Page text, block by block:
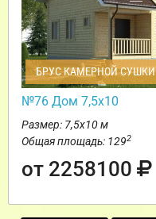
БРУС КАМЕРНОЙ СУШКИ
№76 Дом 7,5х10
Размер: 7,5х10 м
Общая площадь: 1292
от 2258100